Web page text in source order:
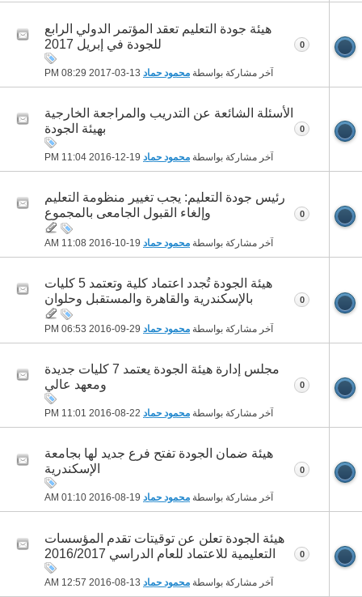
هيئة جودة التعليم تعقد المؤتمر الدولي الرابع
للجودة في إبريل 2017
آخر مشاركة بواسطة محمود حماد 08:29 PM
0
الأسئلة الشائعة عن التدريب والمراجعة الخارجية
بهيئة الجودة
آخر مشاركة بواسطة محمود حماد 11:04 PM
0
رئيس جودة التعليم: يجب تغيير منظومة التعليم
وإلغاء القبول الجامعى بالمجموع
آخر مشاركة بواسطة محمود حماد 11:08 AM
0
هيئة الجودة تُجدد اعتماد كلية وتعتمد 5 كليات
بالإسكندرية والقاهرة والمستقبل وحلوان
آخر مشاركة بواسطة محمود حماد 06:53 PM
0
مجلس إدارة هيئة الجودة يعتمد 7 كليات جديدة
ومعهد عالي
آخر مشاركة بواسطة محمود حماد 11:01 PM
0
هيئة ضمان الجودة تفتح فرع جديد لها بجامعة
الإسكندرية
آخر مشاركة بواسطة محمود حماد 01:10 AM
0
هيئة الجودة تعلن عن توقيتات تقدم المؤسسات
التعليمية للاعتماد للعام الدراسي 2016/2017
آخر مشاركة بواسطة محمود حماد 12:57 AM
0